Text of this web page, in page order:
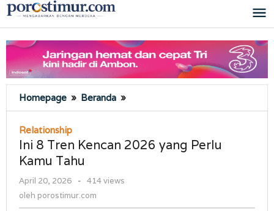
Lewati
ke
Homepage » Beranda »
8
Kencan
2026
Tahu
Relationship
Ini 8 Tren Kencan 2026 yang Perlu
Kamu Tahu
April 20, 2026
oleh
- 414 views
oleh porostimur.com